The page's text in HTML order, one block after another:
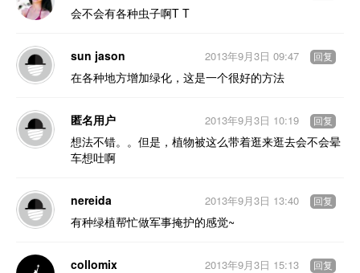
会不会有各种虫子啊T T
sun jason
在各种地方增加绿化，这是一个很好的方法
2013年9月3日 09:47 回复
匿名用户
想法不错。。但是，植物被这么带着逛来逛去会不会晕
车想吐啊
2013年9月3日 10:19 回复
nereida
有种绿植帮忙做军事掩护的感觉~
2013年9月3日 13:40 回复
collomix
2013年9月3日 15:13 回复